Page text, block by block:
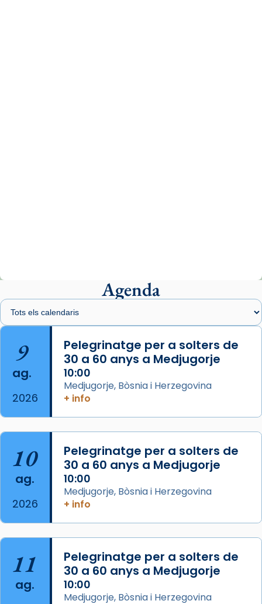
presidit aquest 27 de juliol la missa de Les
Santes de Mataró.
🔗
📸 J. Merino
Photo
View on Facebook ·
de Barcelona.
2 weeks ago
Aquest dilluns, 27 de juliol, ha tingut lloc la
missa d’acció de gràcies en agraïment al
comitè organitzador de la visita apostòlica
del Sant Pare Lleó XIV a Barcelona, i als
col·laboradors, a la Catedral de Barcelona.
concelebrat el bisbe auxiliar de Barcelona,
Mons. David Abadías.
📸 Dr. G. Simón
Agenda
9
ag.
2026
Pelegrinatge per a solters de
30 a 60 anys a Medjugorje
10:00
Medjugorje, Bòsnia i Herzegovina
+ info
10
ag.
2026
Pelegrinatge per a solters de
30 a 60 anys a Medjugorje
10:00
Medjugorje, Bòsnia i Herzegovina
+ info
11
ag.
Pelegrinatge per a solters de
30 a 60 anys a Medjugorje
10:00
Medjugorje, Bòsnia i Herzegovina